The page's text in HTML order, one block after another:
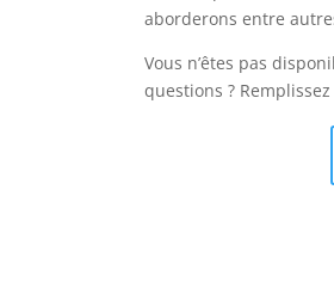
aborderons entre
Vous n’êtes pas
questions ?